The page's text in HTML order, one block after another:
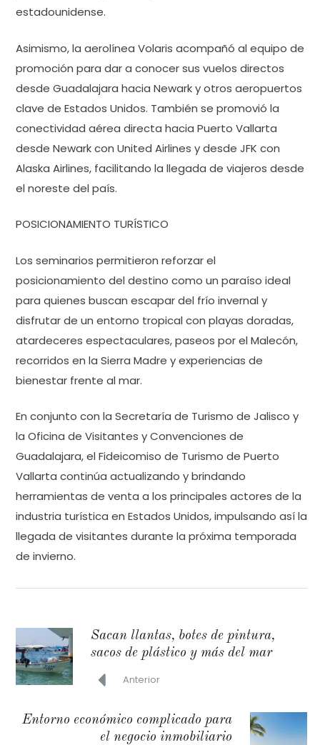
estadounidense.
Asimismo, la aerolínea Volaris acompañó al equipo de
promoción para dar a conocer sus vuelos directos
desde Guadalajara hacia Newark y otros aeropuertos
clave de Estados Unidos. También se promovió la
conectividad aérea directa hacia Puerto Vallarta
desde Newark con United Airlines y desde JFK con
Alaska Airlines, facilitando la llegada de viajeros desde
el noreste del país.
POSICIONAMIENTO TURÍSTICO
Los seminarios permitieron reforzar el
posicionamiento del destino como un paraíso ideal
para quienes buscan escapar del frío invernal y
disfrutar de un entorno tropical con playas doradas,
atardeceres espectaculares, paseos por el Malecón,
recorridos en la Sierra Madre y experiencias de
bienestar frente al mar.
En conjunto con la Secretaría de Turismo de Jalisco y
la Oficina de Visitantes y Convenciones de
Guadalajara, el Fideicomiso de Turismo de Puerto
Vallarta continúa actualizando y brindando
herramientas de venta a los principales actores de la
industria turística en Estados Unidos, impulsando así la
llegada de visitantes durante la próxima temporada
de invierno.
Sacan llantas, botes de pintura,
sacos de plástico y más del mar
Anterior
Entorno económico complicado para
el negocio inmobiliario